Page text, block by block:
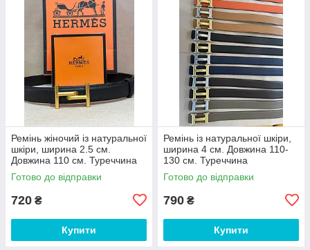
Ремінь жіночий із натуральної
шкіри, ширина 2.5 см.
Довжина 110 см. Туреччина
Готово до відправки
720 ₴
Купити
Ремінь із натуральної шкіри,
ширина 4 см. Довжина 110-
130 см. Туреччина
Готово до відправки
790 ₴
Купити